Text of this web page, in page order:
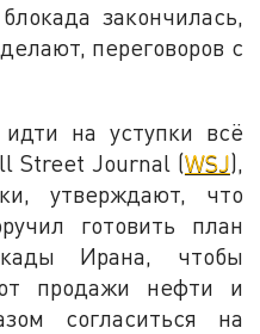
закончилась,
переговоров с
на уступки всё
Street Journal (WSJ),
утверждают, что
готовить план
Ирана, чтобы
продажи нефти и
согласиться на